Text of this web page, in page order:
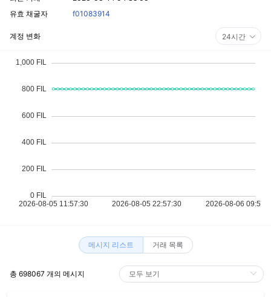
유효 채굴자
f01083914
계정 변화 24시간
메시지 리스트 거래 목록
총 698067 개의 메시지